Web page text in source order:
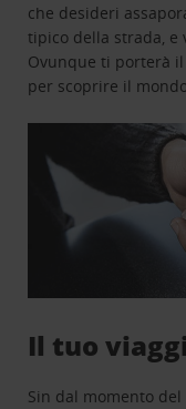
che desideri
tipico della strada, e
Ovunque ti porterà
per scoprire il
Il tuo
Sin dal momento